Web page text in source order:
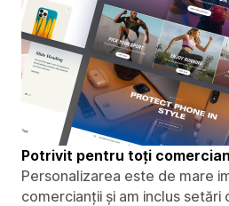
Potrivit pentru toți
Personalizarea este de mare
comercianții și am inclus